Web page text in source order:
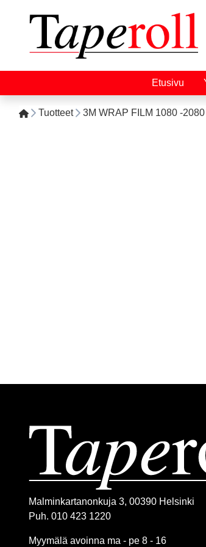
Etusivu
Tuotteet 3M WRAP FILM 1080 -2080
Malminkartanonkuja 3, 00390 Helsinki
Puh. 010 423 1220
Myymälä avoinna ma - pe 8 - 16